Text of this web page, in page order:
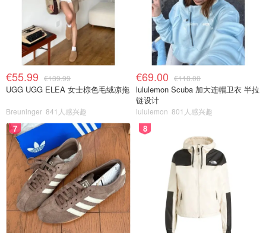
€55.99 €139.99
UGG UGG ELEA 女士棕色毛绒凉拖
Breuninger 841人感兴趣
€69.00 €118.00
lululemon Scuba 加大连帽卫衣 半拉
链设计
lululemon 801人感兴趣
7 8